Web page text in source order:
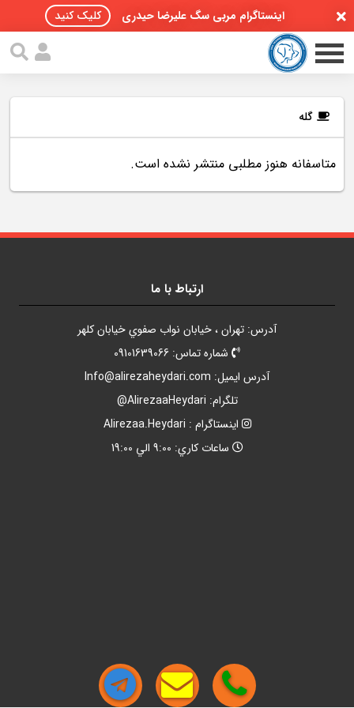
اینستاگرام مربی سگ علیرضا حیدری کلیک کنید
صفحه اصلی
پادکست سگ ها
گله
متاسفانه هنوز مطلبی منتشر نشده است.
ارتباط با ما
آدرس: تهران ، خيابان نواب صفوي خيابان کلهر
شماره تماس: 09101639066
آدرس ايميل: Info@alirezaheydari.com
تلگرام: AlirezaaHeydari@
اينستاگرام : Alirezaa.Heydari
ساعات کاري: 9:00 الي 19:00